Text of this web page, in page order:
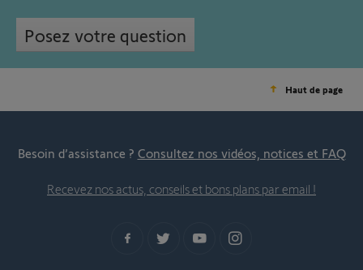
Posez votre question
Haut de page
Besoin d’assistance ? Consultez nos vidéos, notices et FAQ
Recevez nos actus, conseils et bons plans par email !